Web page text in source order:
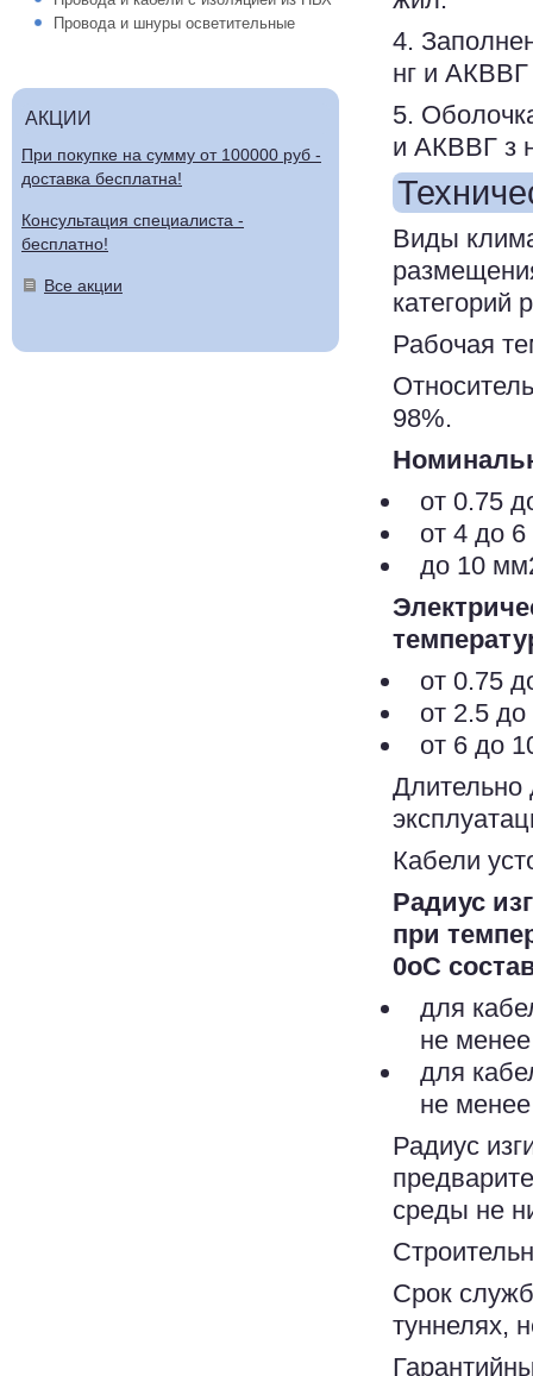
Провода и шнуры осветительные
АКЦИИ
При покупке на сумму от 100000 руб -
доставка бесплатна!
Консультация специалиста -
бесплатно!
Все акции
4.
нг и АКВВГ
5.
и АКВВГ з
Виды
Рабочая
98%.
от 0.75
от 4 до
до 10 мм
от 0.75
от 2.5
от 6 до
Длительно
Кабели
Радиус
при
0оС
для
не
для
не
Радиус
среды не
Срок
туннелях,